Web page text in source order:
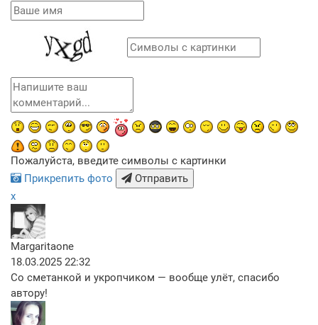
Пожалуйста, введите символы с картинки
Прикрепить фото
Отправить
x
Margaritaone
18.03.2025 22:32
Со сметанкой и укропчиком — вообще улёт, спасибо
автору!